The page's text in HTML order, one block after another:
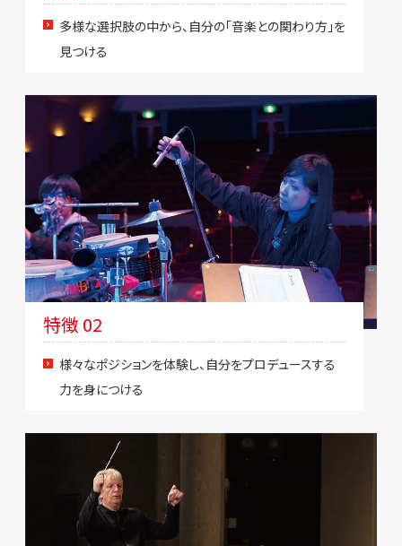
多様な選択肢の中から、自分の「音楽との関わり方」を
見つける
特徴 02
様々なポジションを体験し、自分をプロデュースする
力を身につける